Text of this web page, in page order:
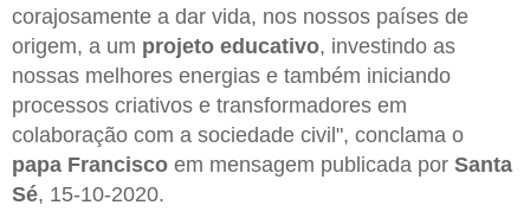
corajosamente a dar vida, nos nossos países de
origem, a um projeto educativo, investindo as
nossas melhores energias e também iniciando
processos criativos e transformadores em
colaboração com a sociedade civil", conclama o
papa Francisco em mensagem publicada por Santa
Sé, 15-10-2020.